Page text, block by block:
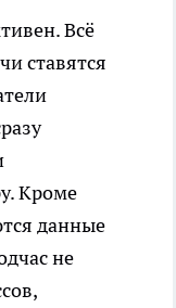
Всё
ставятся
Кроме
данные
не